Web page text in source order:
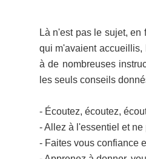
Là n'est pas le sujet,
qui m'avaient accueillis,
à de nombreuses
les seuls conseils
- Écoutez, écoutez,
- Allez à l'essentiel et
- Faites vous confiance